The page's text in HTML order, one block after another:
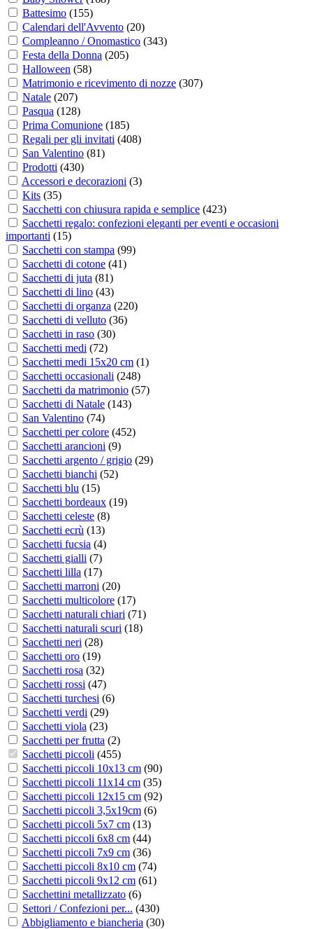
Battesimo (155)
Calendari dell'Avvento (20)
Compleanno / Onomastico (343)
Festa della Donna (205)
Halloween (58)
Matrimonio e ricevimento di nozze (307)
Natale (207)
Pasqua (128)
Prima Comunione (185)
Regali per gli invitati (408)
San Valentino (81)
Prodotti (430)
Accessori e decorazioni (3)
Kits (35)
Sacchetti con chiusura rapida e semplice (423)
Sacchetti regalo: confezioni eleganti per eventi e occasioni
importanti (15)
Sacchetti con stampa (99)
Sacchetti di cotone (41)
Sacchetti di juta (81)
Sacchetti di lino (43)
Sacchetti di organza (220)
Sacchetti di velluto (36)
Sacchetti in raso (30)
Sacchetti medi (72)
Sacchetti medi 15x20 cm (1)
Sacchetti occasionali (248)
Sacchetti da matrimonio (57)
Sacchetti di Natale (143)
San Valentino (74)
Sacchetti per colore (452)
Sacchetti arancioni (9)
Sacchetti argento / grigio (29)
Sacchetti bianchi (52)
Sacchetti blu (15)
Sacchetti bordeaux (19)
Sacchetti celeste (8)
Sacchetti ecrù (13)
Sacchetti fucsia (4)
Sacchetti gialli (7)
Sacchetti lilla (17)
Sacchetti marroni (20)
Sacchetti multicolore (17)
Sacchetti naturali chiari (71)
Sacchetti naturali scuri (18)
Sacchetti neri (28)
Sacchetti oro (19)
Sacchetti rosa (32)
Sacchetti rossi (47)
Sacchetti turchesi (6)
Sacchetti verdi (29)
Sacchetti viola (23)
Sacchetti per frutta (2)
Sacchetti piccoli (455)
Sacchetti piccoli 10x13 cm (90)
Sacchetti piccoli 11x14 cm (35)
Sacchetti piccoli 12x15 cm (92)
Sacchetti piccoli 3,5x19cm (6)
Sacchetti piccoli 5x7 cm (13)
Sacchetti piccoli 6x8 cm (44)
Sacchetti piccoli 7x9 cm (36)
Sacchetti piccoli 8x10 cm (74)
Sacchetti piccoli 9x12 cm (61)
Sacchettini metallizzato (6)
Settori / Confezioni per... (430)
Abbigliamento e biancheria (30)